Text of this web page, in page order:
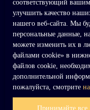
+33
соответствующий
улучшить качество
нашего веб-сайта. Мы
персональные данные,
можете изменить их в
файлами cookie» в
файлов cookie,
дополнительной
пожалуйста, смотрите
Принимайте все